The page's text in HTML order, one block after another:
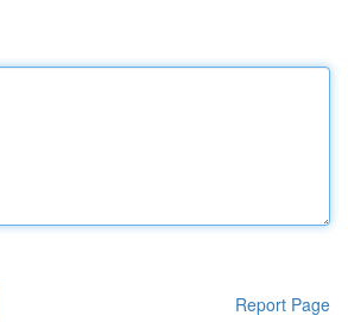
Report Page